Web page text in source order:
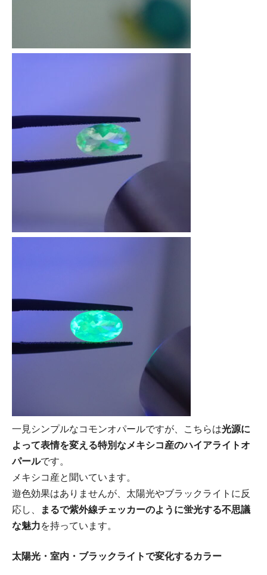
一見シンプルなコモンオパールですが、こちらは光源に
よって表情を変える特別なメキシコ産のハイアライトオ
パールです。
メキシコ産と聞いています。
遊色効果はありませんが、太陽光やブラックライトに反
応し、
まるで紫外線チェッカーのように蛍光する不思議
な魅力を持っています。
太陽光・室内・ブラックライトで変化するカラー